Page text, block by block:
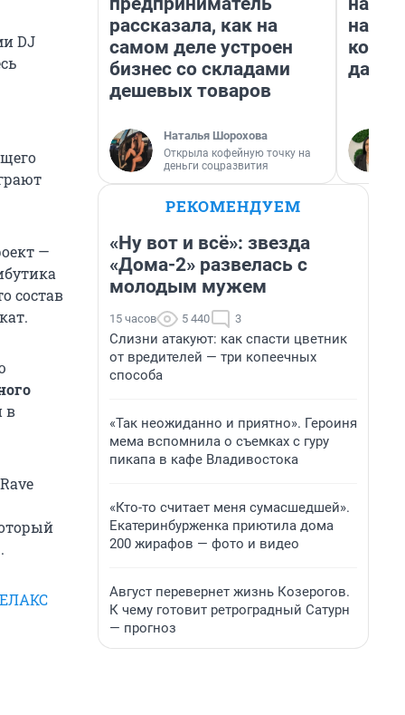
DJ
—
состав
в
рассказала, как на
самом деле устроен
бизнес со складами
дешевых товаров
Наталья Шорохова
Открыла кофейную точку на
деньги соцразвития
даже
РЕКОМЕНДУЕМ
«Ну вот и всё»: звезда
«Дома-2» развелась с
молодым мужем
15 часов 5 440 3
Слизни атакуют: как спасти цветник
от вредителей — три копеечных
способа
«Так неожиданно и приятно». Героиня
мема вспомнила о съемках с гуру
пикапа в кафе Владивостока
«Кто-то считает меня сумасшедшей».
Екатеринбурженка приютила дома
200 жирафов — фото и видео
Август перевернет жизнь Козерогов.
К чему готовит ретроградный Сатурн
— прогноз